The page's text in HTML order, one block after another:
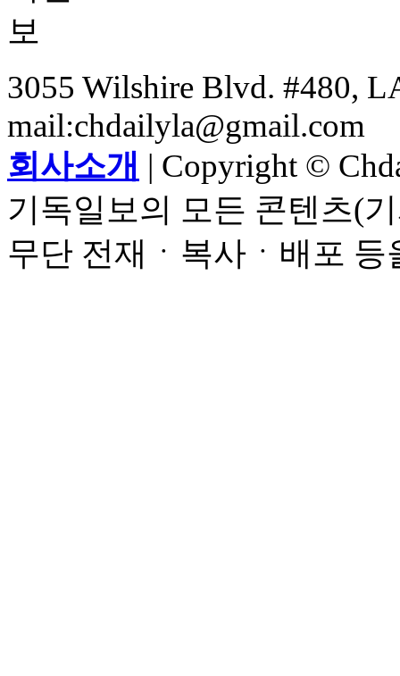
3055 Wilshire Blvd. #480,
mail:chdailyla@gmail.com
회사소개 | Copyright ©
기독일보의 모든 콘텐츠(
무단 전재ㆍ복사ㆍ배포 등